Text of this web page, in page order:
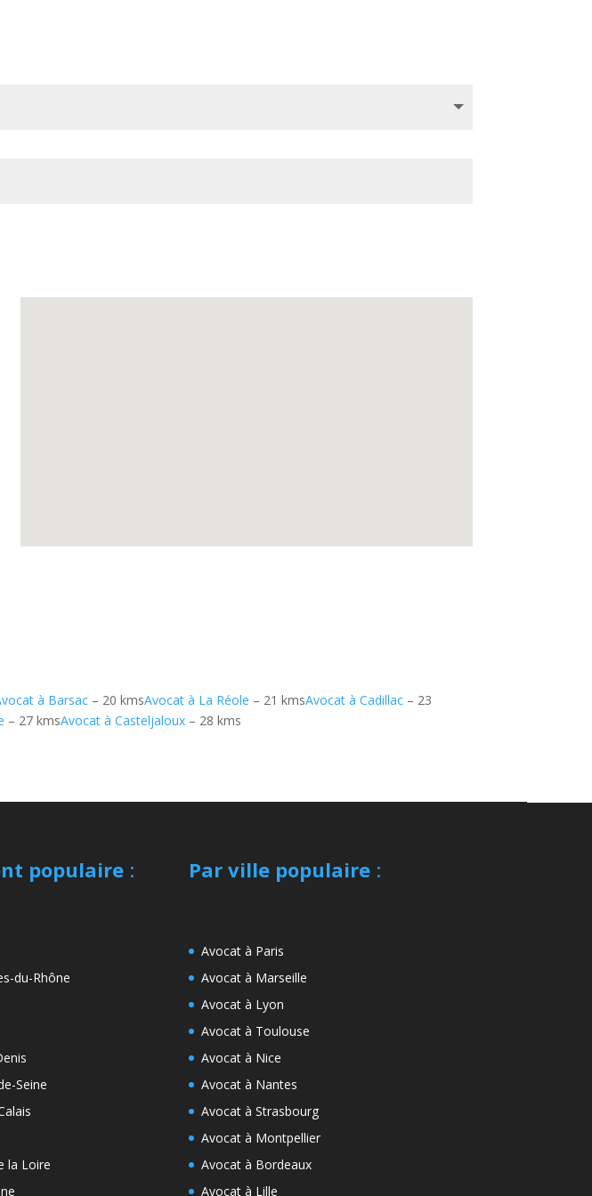
à Barsac – 20 kmsAvocat à La Réole – 21 kmsAvocat à Cadillac – 23
– 27 kmsAvocat à Casteljaloux – 28 kms
populaire:
du-Rhône
Seine
la Loire
Par ville populaire:
Avocat à Paris
Avocat à Marseille
Avocat à Lyon
Avocat à Toulouse
Avocat à Nice
Avocat à Nantes
Avocat à Strasbourg
Avocat à Montpellier
Avocat à Bordeaux
Avocat à Lille